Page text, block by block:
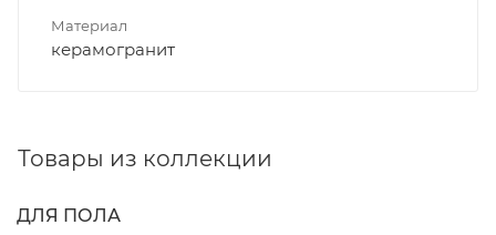
Материал
керамогранит
Товары из коллекции
ДЛЯ ПОЛА